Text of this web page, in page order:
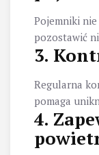
Pojemniki
pozostawić
3.
Regularna
pomaga
4.